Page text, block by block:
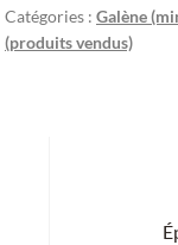
Catégories : Galène
(produits vendus)